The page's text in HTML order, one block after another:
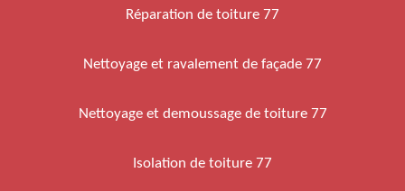
Réparation de toiture 77
Nettoyage et ravalement de façade 77
Nettoyage et demoussage de toiture 77
Isolation de toiture 77